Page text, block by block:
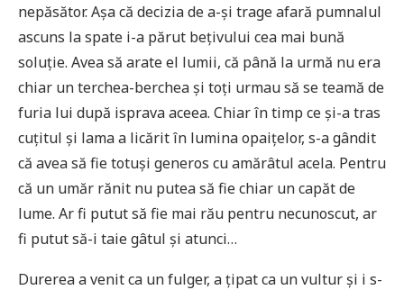
nepăsător. Așa că decizia de a-și trage afară pumnalul
ascuns la spate i-a părut bețivului cea mai bună
soluție. Avea să arate el lumii, că până la urmă nu era
chiar un terchea-berchea și toți urmau să se teamă de
furia lui după isprava aceea. Chiar în timp ce și-a tras
cuțitul și lama a licărit în lumina opaițelor, s-a gândit
că avea să fie totuși generos cu amărâtul acela. Pentru
că un umăr rănit nu putea să fie chiar un capăt de
lume. Ar fi putut să fie mai rău pentru necunoscut, ar
fi putut să-i taie gâtul și atunci…
Durerea a venit ca un fulger, a țipat ca un vultur și i s-